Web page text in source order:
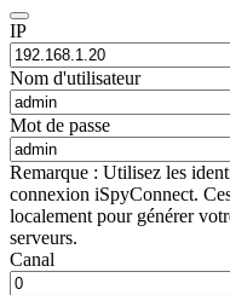
IP
Nom d'utilisateur
Mot de passe
Remarque : Utilisez les
connexion iSpyConnect.
localement pour générer
serveurs.
Canal